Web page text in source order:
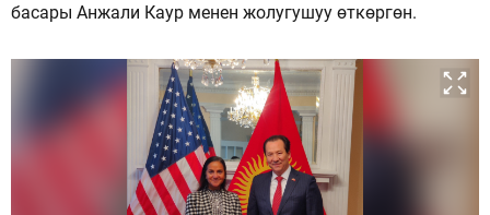
басары Анжали Каур менен жолугушуу өткөргөн.